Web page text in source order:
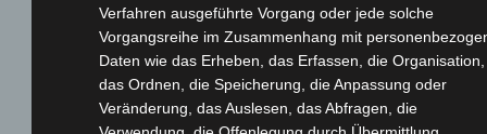
Webseite
Cashback-Aktion
Verfahren ausgeführte Vorgang oder jede solche
Vorgangsreihe im Zusammenhang mit
Daten wie das Erheben, das Erfassen, die Organisation,
das Ordnen, die Speicherung, die Anpassung oder
Veränderung, das Auslesen, das Abfragen, die